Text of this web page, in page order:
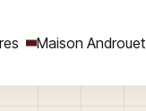
Maison Androuet